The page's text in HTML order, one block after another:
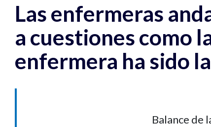
Las enfermeras
a cuestiones como
enfermera ha sido
Balance de